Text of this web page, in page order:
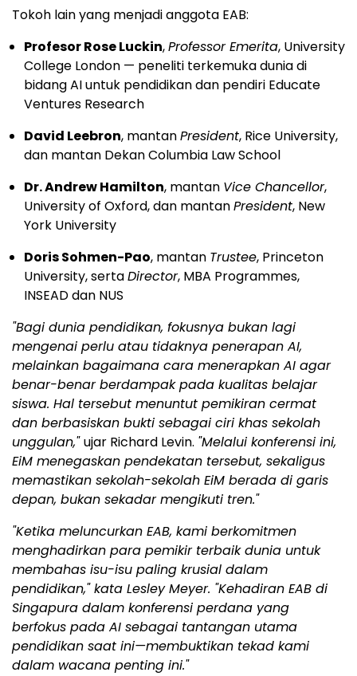
Tokoh lain yang menjadi anggota EAB:
Profesor Rose Luckin,Professor Emerita, University
College London — peneliti terkemuka dunia di
bidang AI untuk pendidikan dan pendiri Educate
Ventures Research
David Leebron, mantanPresident, Rice University,
dan mantan Dekan Columbia Law School
Dr. Andrew Hamilton, mantan Vice Chancellor,
University of Oxford, dan mantanPresident, New
York University
Doris Sohmen-Pao, mantan Trustee, Princeton
University, sertaDirector, MBA Programmes,
INSEAD dan NUS
"Bagi dunia pendidikan, fokusnya bukan lagi
mengenai perlu atau tidaknya penerapan AI,
melainkan bagaimana cara menerapkan AI agar
benar-benar berdampak pada kualitas belajar
siswa. Hal tersebut menuntut pemikiran cermat
dan berbasiskan bukti sebagai ciri khas sekolah
unggulan,"ujar Richard Levin. "Melalui konferensi ini,
EiM menegaskan pendekatan tersebut, sekaligus
memastikan sekolah-sekolah EiM berada di garis
depan, bukan sekadar mengikuti tren."
"Ketika meluncurkan EAB, kami berkomitmen
menghadirkan para pemikir terbaik dunia untuk
membahas isu-isu paling krusial dalam
pendidikan," kata Lesley Meyer. "Kehadiran EAB di
Singapura dalam konferensi perdana yang
berfokus pada AI sebagai tantangan utama
pendidikan saat ini—membuktikan tekad kami
dalam wacana penting ini."